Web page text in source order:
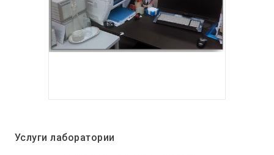
Услуги лаборатории